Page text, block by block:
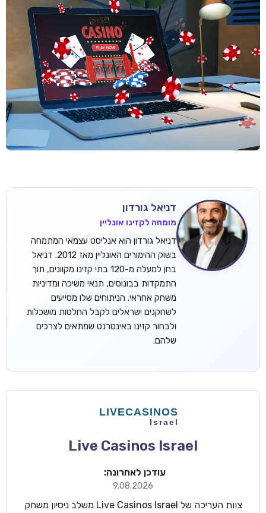
דניאל גורדון
מומחה לקזינו אונליין
דניאל גורדון הוא אנליסט עצמאי המתמחה
בשוק ההימורים האונליין מאז 2012. דניאל
בחן למעלה מ-120 בתי קזינו מקוונים, תוך
התמקדות בבונוסים, תנאי משיכה ומדיניות
משחק אחראי. הניתוחים שלו מסייעים
לשחקנים ישראלים לקבל החלטות מושכלות
ולבחור קזינו באינטרנט שמתאים לצרכים
שלהם.
Live Casinos Israel
עודכן לאחרונה:
9.08.2026
צוות העריכה של Live Casinos Israel משלב ניסיון משחק